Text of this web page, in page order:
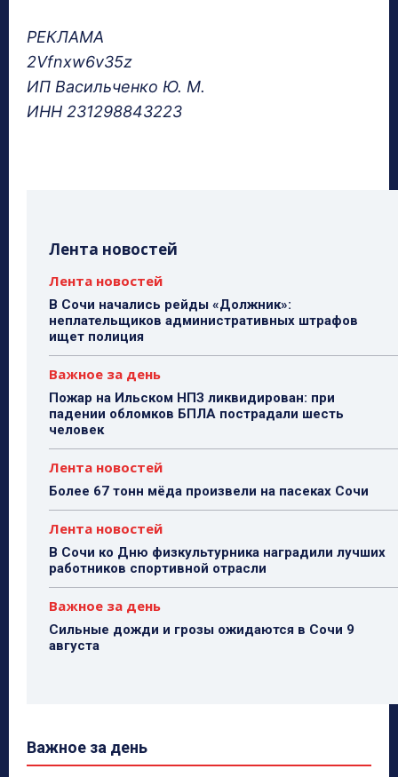
РЕКЛАМА
2Vfnxw6v35z
ИП Васильченко Ю. М.
ИНН 231298843223
Лента новостей
Лента новостей
В Сочи начались рейды «Должник»:
неплательщиков административных штрафов
ищет полиция
Важное за день
Пожар на Ильском НПЗ ликвидирован: при
падении обломков БПЛА пострадали шесть
человек
Лента новостей
Более 67 тонн мёда произвели на пасеках Сочи
Лента новостей
В Сочи ко Дню физкультурника наградили лучших
работников спортивной отрасли
Важное за день
Сильные дожди и грозы ожидаются в Сочи 9
августа
Важное за день